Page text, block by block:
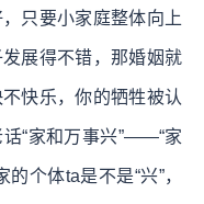
只要小家庭整体向上
展得不错，那婚姻就
快乐，你的牺牲被认
“家和万事兴”——“家
个体ta是不是“兴”，